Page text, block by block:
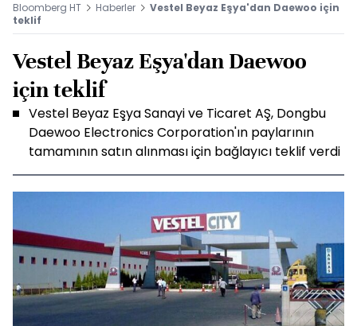
Bloomberg HT Haberler
Vestel Beyaz Eşya'dan Daewoo için
teklif
Vestel Beyaz Eşya'dan Daewoo
için teklif
Vestel Beyaz Eşya Sanayi ve Ticaret AŞ, Dongbu
Daewoo Electronics Corporation'ın paylarının
tamamının satın alınması için bağlayıcı teklif verdi